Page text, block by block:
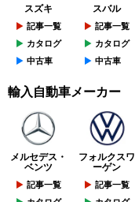
スズキ
記事一覧
カタログ
中古車
スバル
記事一覧
カタログ
中古車
輸入自動車メーカー
メルセデス・
ベンツ
記事一覧
フォルクスワ
ーゲン
記事一覧